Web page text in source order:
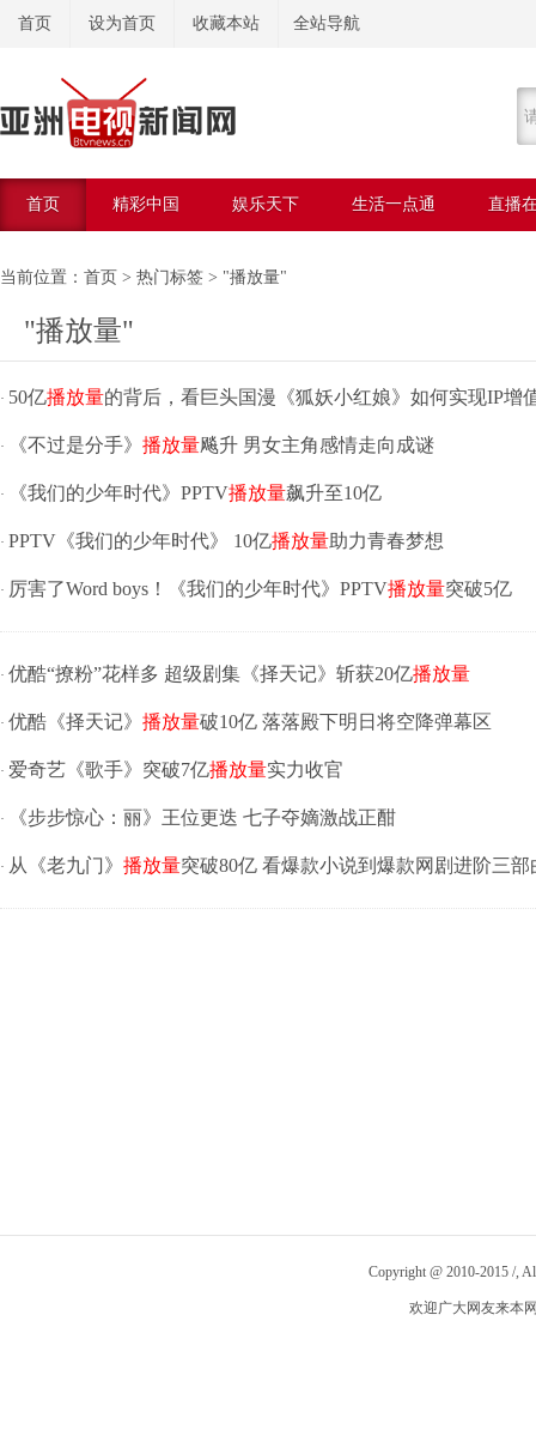
首页 设为首页 收藏本站 全站导航
首页 精彩中国 娱乐天下 生活一点通 直播
当前位置： 首页 > 热门标签 > "播放量"
"播放量"
· 50亿播放量的背后，看巨头国漫《狐妖小红娘》如何实现IP增
· 《不过是分手》 播放量飚升 男女主角感情走向成谜
· 《我们的少年时代》PPTV播放量飙升至10亿
· PPTV《我们的少年时代》 10亿播放量助力青春梦想
· 厉害了Word boys！《我们的少年时代》PPTV播放量突破5亿
· 优酷“撩粉”花样多 超级剧集《择天记》斩获20亿播放量
· 优酷《择天记》 播放量破10亿 落落殿下明日将空降弹幕区
· 爱奇艺《歌手》突破7亿播放量实力收官
· 《步步惊心：丽》王位更迭 七子夺嫡激战正酣
· 从《老九门》 播放量突破80亿 看爆款小说到爆款网剧进阶三部
Copyright @ 2010-2015/,
欢迎广大网友来本